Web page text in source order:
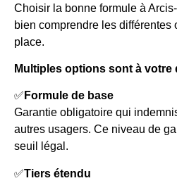
Choisir la bonne formule à
bien comprendre les
place.
Multiples options sont à votre
✅ Formule de base
Garantie obligatoire qui
autres usagers. Ce niveau de
seuil légal.
✅Tiers étendu